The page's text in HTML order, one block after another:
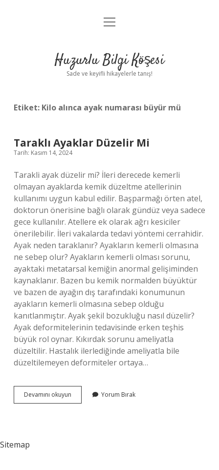
Anasayfa
Yasal Uyarı
menüyü
Huzurlu Bilgi Köşesi
Sade ve keyifli hikayelerle tanış!
Etiket: Kilo alınca ayak numarası büyür mü
Taraklı Ayaklar Düzelir Mi
Tarih: Kasım 14, 2024
Tarakli ayak düzelir mi? İleri derecede kemerli
olmayan ayaklarda kemik düzeltme atellerinin
kullanımı uygun kabul edilir. Başparmağı örten atel,
doktorun önerisine bağlı olarak gündüz veya sadece
gece kullanılır. Atellere ek olarak ağrı kesiciler
önerilebilir. İleri vakalarda tedavi yöntemi cerrahidir.
Ayak neden taraklanır? Ayakların kemerli olmasına
ne sebep olur? Ayakların kemerli olması sorunu,
ayaktaki metatarsal kemiğin anormal gelişiminden
kaynaklanır. Bazen bu kemik normalden büyüktür
ve bazen de ayağın dış tarafındaki konumunun
ayakların kemerli olmasına sebep olduğu
kanıtlanmıştır. Ayak şekil bozukluğu nasıl düzelir?
Ayak deformitelerinin tedavisinde erken teşhis
büyük rol oynar. Kıkırdak sorunu ameliyatla
düzeltilir. Hastalık ilerlediğinde ameliyatla bile
düzeltilemeyen deformiteler ortaya…
Devamını okuyun
Ayaklar
Yorum Bırak
Sitemap